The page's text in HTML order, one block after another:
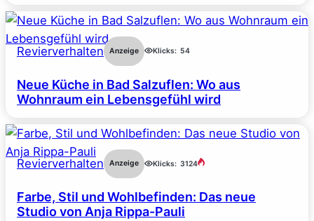
Revierverhalten Anzeige Klicks: 54
Neue Küche in Bad Salzuflen: Wo aus
Wohnraum ein Lebensgefühl wird
Revierverhalten Anzeige Klicks: 3124
Farbe, Stil und Wohlbefinden: Das neue
Studio von Anja Rippa-Pauli